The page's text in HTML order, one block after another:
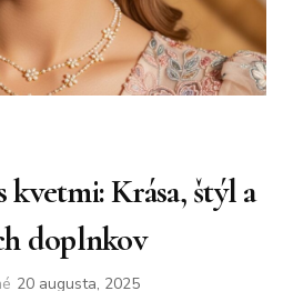
kvetmi: Krása, štýl a
doplnkov
20 augusta, 2025